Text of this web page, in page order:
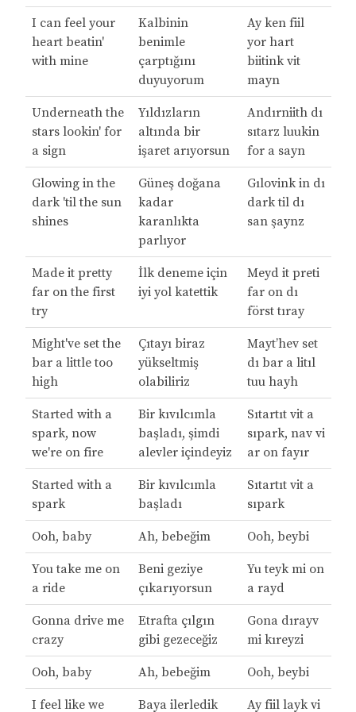
I can feel your
heart beatin'
with mine
Kalbinin
benimle
çarptığını
duyuyorum
Ay ken fiil
yor hart
biitink vit
mayn
Underneath the
stars lookin' for
a sign
Yıldızların
altında bir
işaret arıyorsun
Andırniith dı
sıtarz luukin
for a sayn
Glowing in the
dark 'til the sun
shines
Güneş doğana
kadar
karanlıkta
parlıyor
Gılovink in dı
dark til dı
san şaynz
Made it pretty
far on the first
try
İlk deneme için
iyi yol katettik
Meyd it preti
far on dı
först tıray
Might've set the
bar a little too
high
Çıtayı biraz
yükseltmiş
olabiliriz
Mayt’hev set
dı bar a litıl
tuu hayh
Started with a
spark, now
we're on fire
Bir kıvılcımla
başladı, şimdi
alevler içindeyiz
Sıtartıt vit a
sıpark, nav vi
ar on fayır
Started with a
spark
Bir kıvılcımla
başladı
Sıtartıt vit a
sıpark
Ooh, baby Ah, bebeğim Ooh, beybi
You take me on
a ride
Beni geziye
çıkarıyorsun
Yu teyk mi on
a rayd
Gonna drive me
crazy
Etrafta çılgın
gibi gezeceğiz
Gona dırayv
mi kıreyzi
Ooh, baby Ah, bebeğim Ooh, beybi
I feel like we Baya ilerledik Ay fiil layk vi